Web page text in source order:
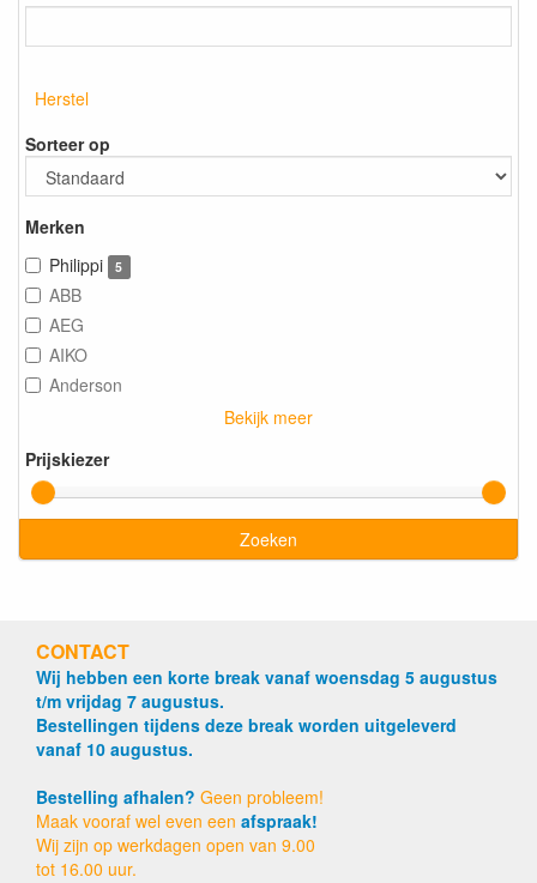
Herstel
Sorteer op
Merken
Philippi
5
ABB
AEG
AIKO
Anderson
Bekijk meer
Prijskiezer
Zoeken
CONTACT
Wij hebben een korte break vanaf woensdag 5 augustus
t/m vrijdag 7 augustus.
Bestellingen tijdens deze break worden uitgeleverd
vanaf 10 augustus.
Bestelling afhalen? Geen probleem!
Maak vooraf wel even een afspraak!
Wij zijn op werkdagen open van 9.00
tot 16.00 uur.